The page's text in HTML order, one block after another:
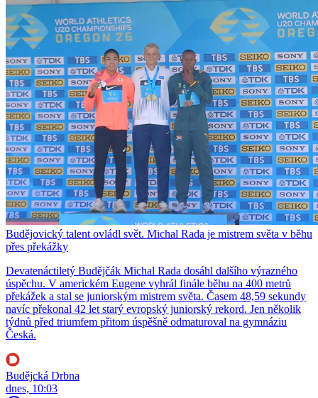
Budějovický talent ovládl svět. Michal Rada je mistrem světa v běhu
přes překážky
Devatenáctiletý Budějčák Michal Rada dosáhl dalšího výrazného
úspěchu. V americkém Eugene vyhrál finále běhu na 400 metrů
překážek a stal se juniorským mistrem světa. Časem 48,59 sekundy
navíc překonal 42 let starý evropský juniorský rekord. Jen několik
týdnů před triumfem přitom úspěšně odmaturoval na gymnáziu
Česká.
Budějcká Drbna
dnes, 10:03